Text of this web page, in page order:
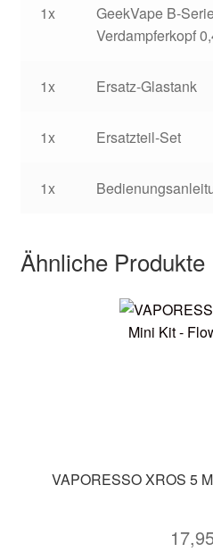
1x
GeekVape B-
Verdampferkopf
1x Ersatz-Glastank
1x Ersatzteil-Set
1x
Ähnliche Produkte
VAPORESSO XROS 5